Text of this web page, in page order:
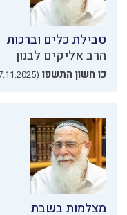
טבילת כלים וברכות
הרב אליקים לבנון
כו חשון התשפו (17.11.2025)
מצלמות בשבת